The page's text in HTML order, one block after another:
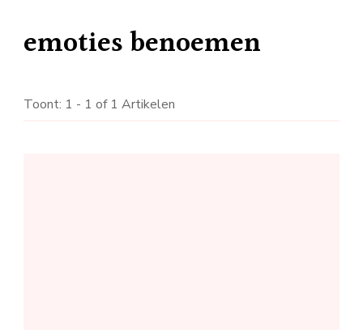
emoties benoemen
Toont: 1 - 1 of 1 Artikelen